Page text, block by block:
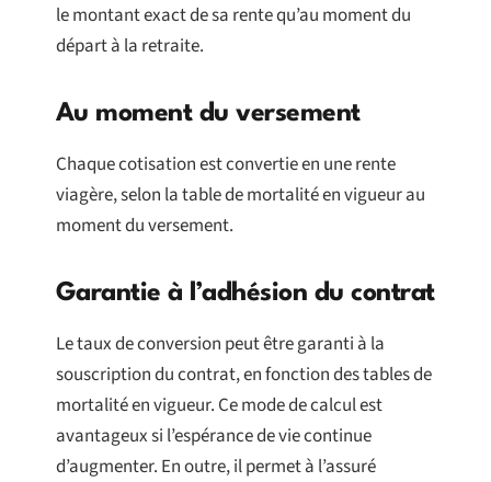
le montant exact de sa rente qu’au moment du
départ à la retraite.
Au moment du versement
Chaque cotisation est convertie en une rente
viagère, selon la table de mortalité en vigueur au
moment du versement.
Garantie à l’adhésion du contrat
Le taux de conversion peut être garanti à la
souscription du contrat, en fonction des tables de
mortalité en vigueur. Ce mode de calcul est
avantageux si l’espérance de vie continue
d’augmenter. En outre, il permet à l’assuré